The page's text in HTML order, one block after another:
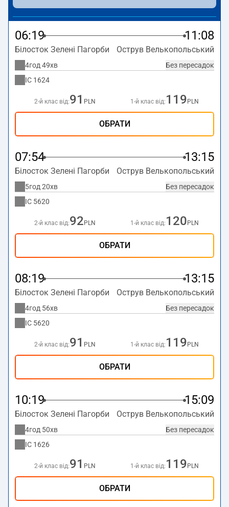
станції Ostrów Wielkopolski.
06:19 11:08
Білосток Зелені Пагорби Острув Велькопольський
Без пересадок
4год 49хв
IC 1624
2-й клас від:91 PLN 1-й клас від: 119 PLN
ОБРАТИ
07:54 13:15
Білосток Зелені Пагорби Острув Велькопольський
Без пересадок
5год 20хв
IC 5620
2-й клас від:92 PLN 1-й клас від: 120 PLN
ОБРАТИ
08:19 13:15
Білосток Зелені Пагорби Острув Велькопольський
Без пересадок
4год 56хв
IC 5620
2-й клас від:91 PLN 1-й клас від: 119 PLN
ОБРАТИ
10:19 15:09
Білосток Зелені Пагорби Острув Велькопольський
Без пересадок
4год 50хв
IC 1626
2-й клас від:91 PLN 1-й клас від: 119 PLN
ОБРАТИ